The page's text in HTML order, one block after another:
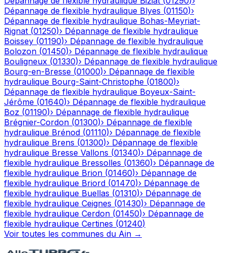
Dépannage de flexible hydraulique Blyes (01150)›
Dépannage de flexible hydraulique Bohas-Meyriat-
Rignat (01250)› Dépannage de flexible hydraulique
Boissey (01190)› Dépannage de flexible hydraulique
Bolozon (01450)› Dépannage de flexible hydraulique
Bouligneux (01330)› Dépannage de flexible hydraulique
Bourg-en-Bresse (01000)› Dépannage de flexible
hydraulique Bourg-Saint-Christophe (01800)›
Dépannage de flexible hydraulique Boyeux-Saint-
Jérôme (01640)› Dépannage de flexible hydraulique
Boz (01190)› Dépannage de flexible hydraulique
Brégnier-Cordon (01300)› Dépannage de flexible
hydraulique Brénod (01110)› Dépannage de flexible
hydraulique Brens (01300)› Dépannage de flexible
hydraulique Bresse Vallons (01340)› Dépannage de
flexible hydraulique Bressolles (01360)› Dépannage de
flexible hydraulique Brion (01460)› Dépannage de
flexible hydraulique Briord (01470)› Dépannage de
flexible hydraulique Buellas (01310)› Dépannage de
flexible hydraulique Ceignes (01430)› Dépannage de
flexible hydraulique Cerdon (01450)› Dépannage de
flexible hydraulique Certines (01240)
Voir toutes les communes du Ain →